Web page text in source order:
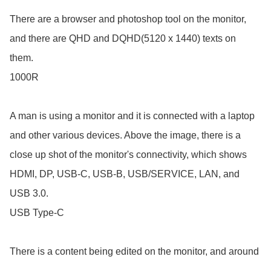
There are a browser and photoshop tool on the monitor,
and there are QHD and DQHD(5120 x 1440) texts on
them.
1000R
A man is using a monitor and it is connected with a laptop
and other various devices. Above the image, there is a
close up shot of the monitor's connectivity, which shows
HDMI, DP, USB-C, USB-B, USB/SERVICE, LAN, and
USB 3.0.
USB Type-C
There is a content being edited on the monitor, and around